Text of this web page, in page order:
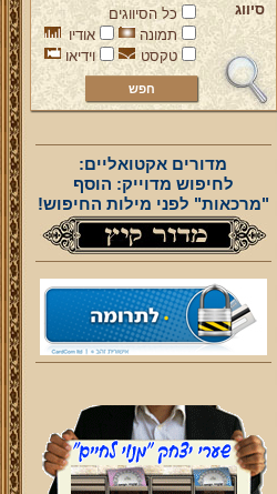
סיווג
כל הסיווגים
תמונה
אודיו
טקסט
וידיאו
מדורים אקטואליים:
לחיפוש מדוייק: הוסף
"מרכאות" לפני מילות החיפוש!